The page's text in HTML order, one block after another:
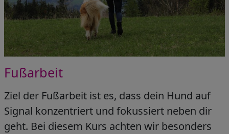
Fußarbeit
Ziel der Fußarbeit ist es, dass dein Hund auf
Signal konzentriert und fokussiert neben dir
geht. Bei diesem Kurs achten wir besonders